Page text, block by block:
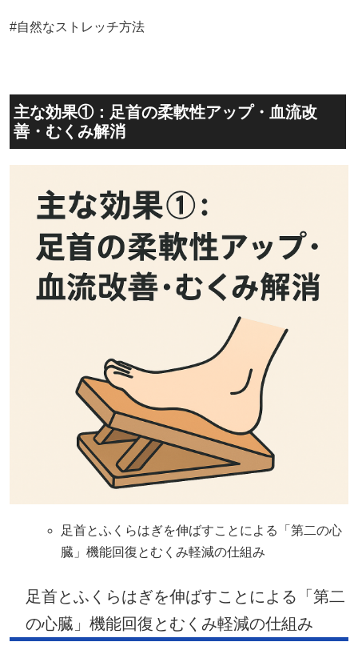
#自然なストレッチ方法
主な効果①：足首の柔軟性アップ・血流改
善・むくみ解消
足首とふくらはぎを伸ばすことによる「第二の心
臓」機能回復とむくみ軽減の仕組み
足首とふくらはぎを伸ばすことによる「第二
の心臓」機能回復とむくみ軽減の仕組み